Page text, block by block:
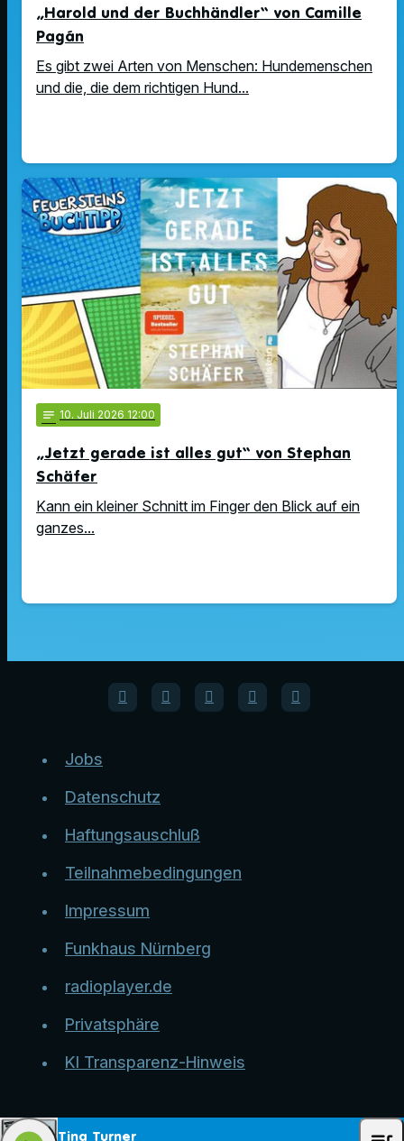
„Harold und der Buchhändler“ von Camille
Pagán
Es gibt zwei Arten von Menschen: Hundemenschen
und die, die dem richtigen Hund...
notes 10. Juli 2026 12:00
„Jetzt gerade ist alles gut“ von Stephan
Schäfer
Kann ein kleiner Schnitt im Finger den Blick auf ein
ganzes...
Jobs
Datenschutz
Haftungsauschluß
Teilnahmebedingungen
Impressum
Funkhaus Nürnberg
radioplayer.de
Privatsphäre
KI Transparenz-Hinweis
Tina Turner